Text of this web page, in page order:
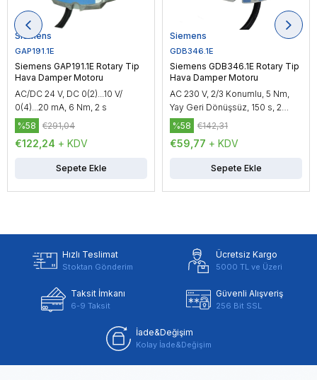
Siemens
GAP191.1E
Siemens GAP191.1E Rotary Tip
Hava Damper Motoru
AC/DC 24 V, DC 0(2)...10 V/
0(4)...20 mA, 6 Nm, 2 s
€122,24 + KDV
%58 €291,04
Sepete Ekle
Siemens
GDB346.1E
Siemens GDB346.1E Rotary Tip
Hava Damper Motoru
AC 230 V, 2/3 Konumlu, 5 Nm,
Yay Geri Dönüşsüz, 150 s, 2
Yardımcı Kontak
€59,77 + KDV
%58 €142,31
Sepete Ekle
Hızlı Teslimat
Stoktan Gönderim
Ücretsiz Kargo
5000 TL ve Üzeri
Taksit İmkanı
6-9 Taksit
Güvenli Alışveriş
256 Bit SSL
İade&Değişim
Kolay İade&Değişim